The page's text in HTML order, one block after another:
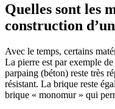
Quelles sont les
construction
Avec le temps, certains
La pierre est par exemple
parpaing (béton) reste très
résistant. La brique reste
brique « monomur » qui